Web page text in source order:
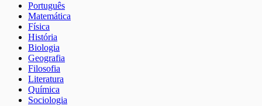
Português
Matemática
Física
História
Biologia
Geografia
Filosofia
Literatura
Química
Sociologia